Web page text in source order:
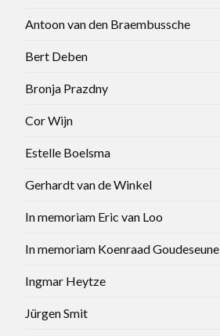
Antoon van den Braembussche
Bert Deben
Bronja Prazdny
Cor Wijn
Estelle Boelsma
Gerhardt van de Winkel
In memoriam Eric van Loo
In memoriam Koenraad Goudeseune
Ingmar Heytze
Jürgen Smit